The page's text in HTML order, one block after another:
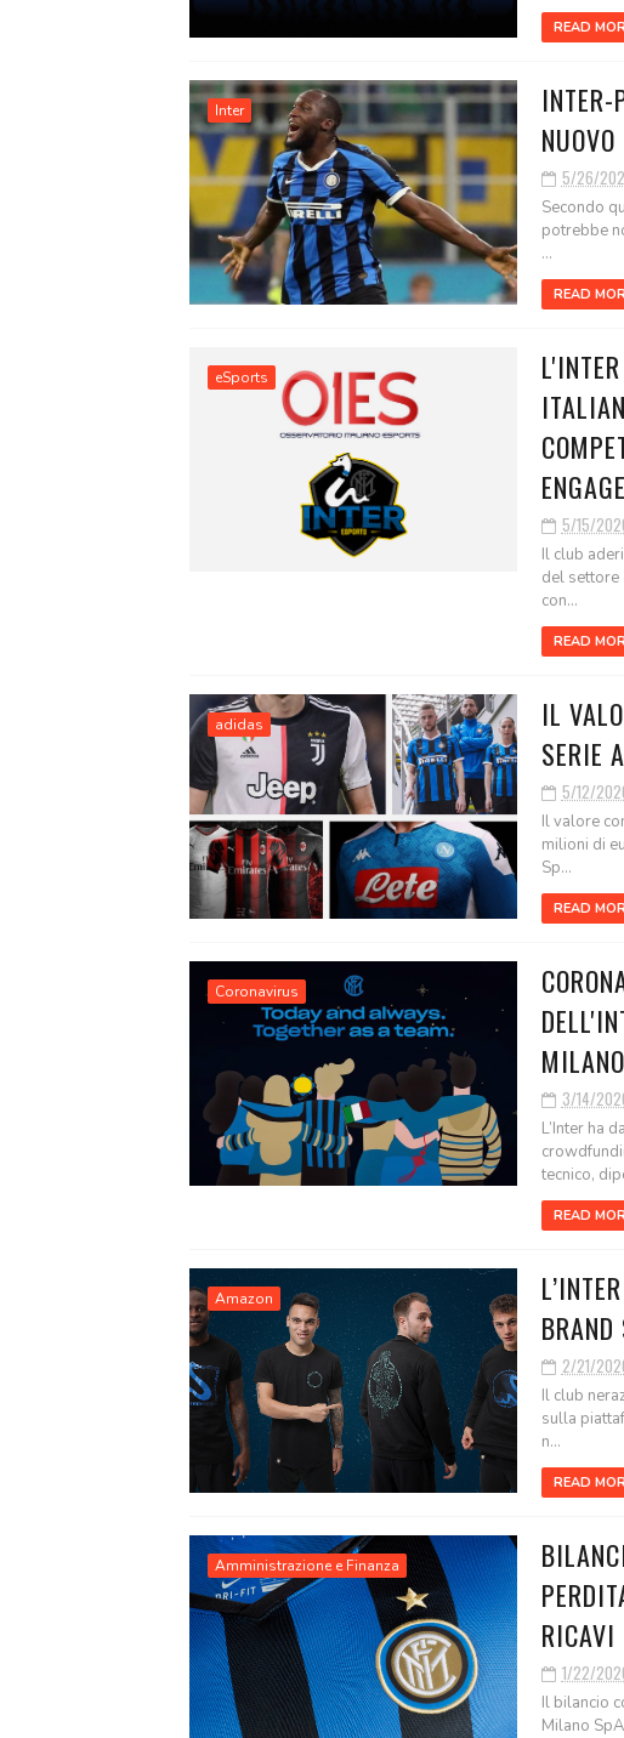
READ
Inter
5/26/
Secondo
potrebbe
...
READ
eSports
5/15/
Il club
del settore
con...
READ
adidas
IL
SERIE A
5/12/
Il valore
milioni di
Sp...
READ
Coronavirus
MILANO
3/14/
L’Inter ha
tecnico,
READ
Amazon
BRAND
2/21/
Il club
sulla
n...
READ
Amministrazione e Finanza
RICAVI
1/22/
Il bilancio
Milano